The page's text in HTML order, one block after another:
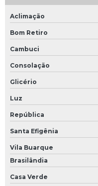
Aclimação
Bom Retiro
Cambuci
Consolação
Glicério
Luz
República
Santa Efigênia
Vila Buarque
Brasilândia
Casa Verde